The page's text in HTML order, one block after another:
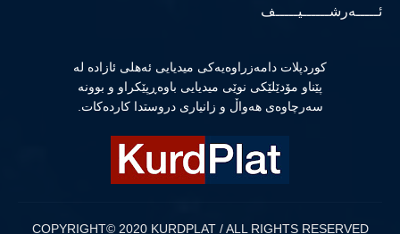
ئـــــەرشــــــیـــــف
كوردپلات دامەزراوەیەكی میدیایی ئەهلی ئازادە لە
پێناو مۆدێلێكی نوێی میدیایی باوەڕپێكراو و بوونە
سەرچاوەی هەواڵ و زانیاری دروستدا كاردەكات.
COPYRIGHT© 2020 KURDPLAT / ALL RIGHTS RESERVED